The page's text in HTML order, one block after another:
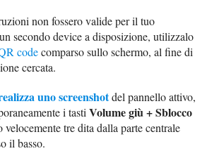
non fossero valide per il tuo
secondo device a disposizione, utilizzalo
codecomparso sullo schermo, al fine di
cercata.
uno screenshotdel pannello attivo,
i tastiVolume giù + Sblocco
velocemente tre dita dalla parte centrale
il basso.